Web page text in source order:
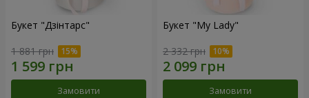
Букет "Дзінтарс"
1 881 грн
Замовити
Букет "My Lady"
2 332 грн
Замовити